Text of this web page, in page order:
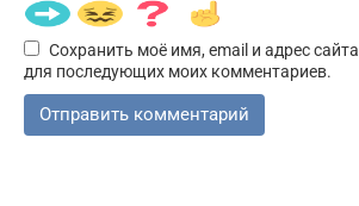
Сохранить моё имя, email и адрес
для последующих моих комментариев.